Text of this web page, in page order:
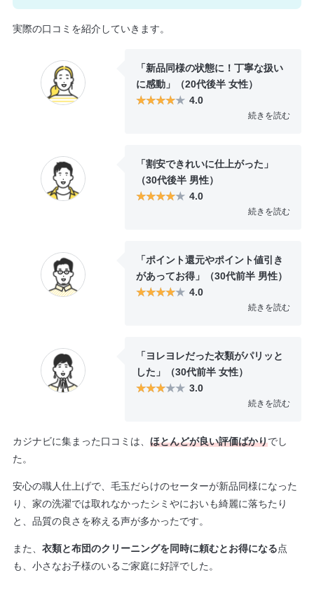
実際の口コミを紹介していきます。
「新品同様の状態に！丁寧な扱い
に感動」（20代後半 女性）
4.0
毛玉取りは無料で行って下さるた
め、お得感があります。またダウ
ンジャケットも出しましたが、ボ
リュームが復活して嬉しかったで
続きを読む
「割安できれいに仕上がった」
（30代後半 男性）
4.0
コーティングを施しても割安だっ
たのが良かったです。防音タイプ
のカーテンなので無理だろうと思
っていたんですが、防音カーテン
ってきました。
続きを読む
「ポイント還元やポイント値引き
があってお得」（30代前半 男性）
4.0
引きもあってお得でした。ポスト
に梱包パックが送られてくる、ク
リーニング後も郵送されてくるの
で、共働きでの家を空けることが
利でした
続きを読む
「ヨレヨレだった衣類がパリッと
した」（30代前半 女性）
3.0
のかさばる衣類をまとめて頼みま
そこまで割高ではないかも。袖口
についていた毛玉などきれいに取
ってもらえてヨレヨレだった衣類
のは良かったです。
続きを読む
カジナビに集まった口コミは、 ほとんどが良い評価ばかりでし
た。
安心の職人仕上げで、毛玉だらけのセーターが新品同様になった
り、家の洗濯では取れなかったシミやにおいも綺麗に落ちたり
と、品質の良さを称える声が多かったです。
また、 衣類と布団のクリーニングを同時に頼むとお得になる点
も、小さなお子様のいるご家庭に好評でした。